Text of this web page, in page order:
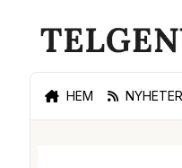
HEM NYHETER